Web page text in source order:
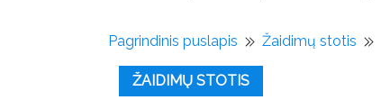
Pagrindinis puslapis Žaidimų stotis
ŽAIDIMŲ STOTIS